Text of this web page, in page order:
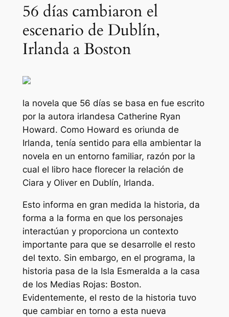
56 días cambiaron el
escenario de Dublín,
Irlanda a Boston
la novela que 56 días se basa en fue escrito
por la autora irlandesa Catherine Ryan
Howard. Como Howard es oriunda de
Irlanda, tenía sentido para ella ambientar la
novela en un entorno familiar, razón por la
cual el libro hace florecer la relación de
Ciara y Oliver en Dublín, Irlanda.
Esto informa en gran medida la historia, da
forma a la forma en que los personajes
interactúan y proporciona un contexto
importante para que se desarrolle el resto
del texto. Sin embargo, en el programa, la
historia pasa de la Isla Esmeralda a la casa
de los Medias Rojas: Boston.
Evidentemente, el resto de la historia tuvo
que cambiar en torno a esta nueva